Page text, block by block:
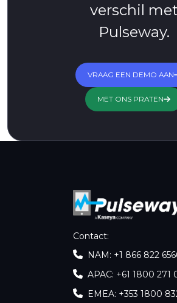
verschil
Pulseway.
VRAAG EEN DEMO AAN
MET ONS PRATEN
Contact:
NAM: +1 866 822
APAC: +61 1800 271
EMEA: +353 1800